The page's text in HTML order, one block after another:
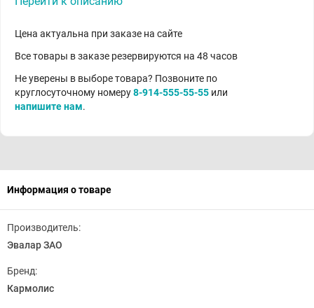
Цена актуальна при заказе на сайте
Все товары в заказе резервируются на 48 часов
Не уверены в выборе товара? Позвоните по
круглосуточному номеру8-914-555-55-55 или
напишите нам.
Информация о товаре
Производитель:
Эвалар ЗАО
Бренд:
Кармолис